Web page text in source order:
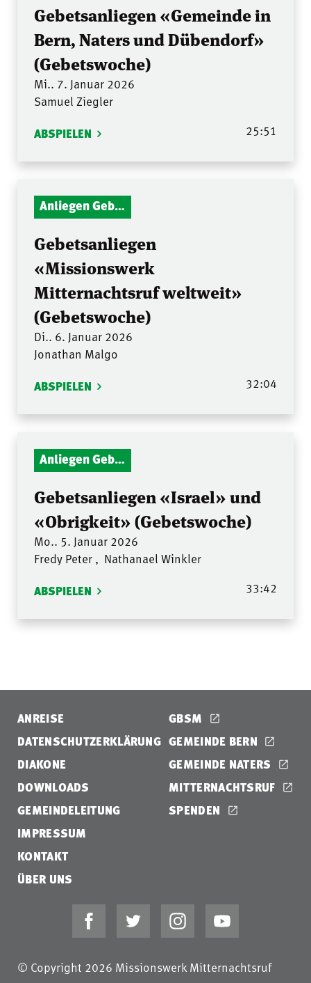
Gebetsanliegen «Gemeinde in
Bern, Naters und Dübendorf»
(Gebetswoche)
Mi.. 7. Januar 2026
Samuel Ziegler
ABSPIELEN 25:51
Anliegen Gebetsstunde
Gebetsanliegen
«Missionswerk
Mitternachtsruf weltweit»
(Gebetswoche)
Di.. 6. Januar 2026
Jonathan Malgo
ABSPIELEN 32:04
Anliegen Gebetsstunde
Gebetsanliegen «Israel» und
«Obrigkeit» (Gebetswoche)
Mo.. 5. Januar 2026
Fredy Peter , Nathanael Winkler
ABSPIELEN 33:42
ANREISE
DATENSCHUTZERKLÄRUNG
DIAKONE
DOWNLOADS
GEMEINDELEITUNG
IMPRESSUM
KONTAKT
ÜBER UNS
GBSM
GEMEINDE BERN
GEMEINDE NATERS
MITTERNACHTSRUF
SPENDEN
© Copyright 2026 Missionswerk Mitternachtsruf